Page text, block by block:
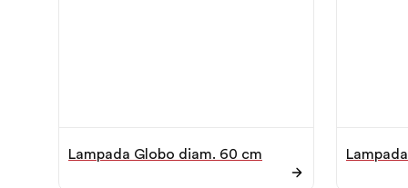
Lampada Globo diam. 60 cm